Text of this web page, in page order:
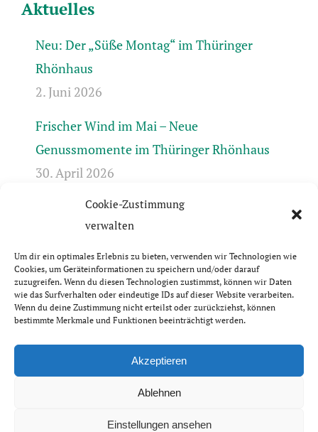
Cookie-Zustimmung
verwalten
Um dir ein optimales Erlebnis zu bieten, verwenden wir Technologien wie
Cookies, um Geräteinformationen zu speichern und/oder darauf
zuzugreifen. Wenn du diesen Technologien zustimmst, können wir Daten
wie das Surfverhalten oder eindeutige IDs auf dieser Website verarbeiten.
Wenn du deine Zustimmung nicht erteilst oder zurückziehst, können
bestimmte Merkmale und Funktionen beeinträchtigt werden.
Akzeptieren
Ablehnen
Einstellungen ansehen
Aktuelles
Neu: Der „Süße Montag“ im Thüringer
Rhönhaus
2. Juni 2026
Frischer Wind im Mai – Neue
Genussmomente im Thüringer Rhönhaus
30. April 2026
Frühlingserwachen in der Rhön +++ Bis 17.4.
geschlossen +++ April-Öffnungszeiten +++
31. März 2026
© Thüringer Rhönhaus GbR | 2026
Impressum & Datenschutzerklärung